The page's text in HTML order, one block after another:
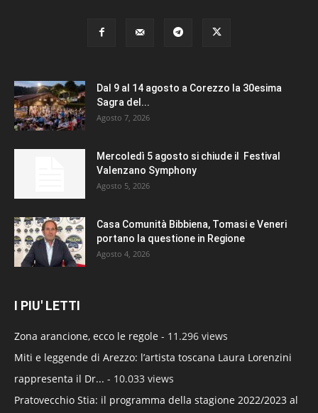
Dal 9 al 14 agosto a Corezzo la 30esima
Sagra del...
Agosto 7, 2026
Mercoledì 5 agosto si chiude il Festival
Valenzano Symphony
Agosto 5, 2026
Casa Comunità Bibbiena, Tomasi e Veneri
portano la questione in Regione
Agosto 4, 2026
I PIU' LETTI
Zona arancione, ecco le regole - 11.296 views
Miti e leggende di Arezzo: l’artista toscana Laura Lorenzini
rappresenta il Dr... - 10.033 views
Pratovecchio Stia: il programma della stagione 2022/2023 al